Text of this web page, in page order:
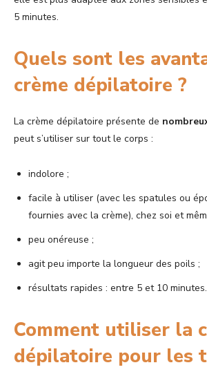
5 minutes.
Quels sont les
crème dépilatoire ?
La crème dépilatoire présente de
peut s’utiliser sur tout le corps :
indolore ;
facile à utiliser (avec les spatules ou
fournies avec la crème), chez soi et
peu onéreuse ;
agit peu importe la longueur des poils ;
résultats rapides : entre 5 et 10 minutes.
Comment utiliser la
dépilatoire pour les